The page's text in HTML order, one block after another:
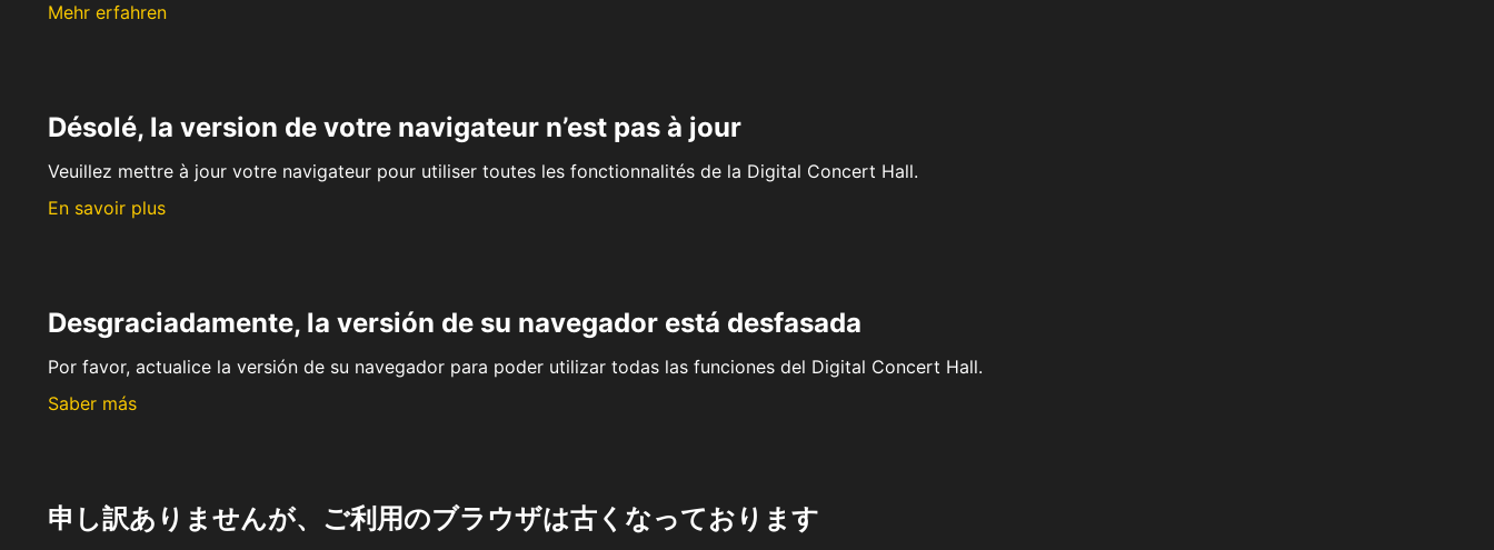
Mehr erfahren
Désolé, la version de votre navigateur n’est pas à jour
Veuillez mettre à jour votre navigateur pour utiliser toutes les fonctionnalités de la Digital Concert Hall.
En savoir plus
Desgraciadamente, la versión de su navegador está desfasada
Por favor, actualice la versión de su navegador para poder utilizar todas las funciones del Digital Concert Hall.
Saber más
申し訳ありませんが、ご利用のブラウザは古くなっております